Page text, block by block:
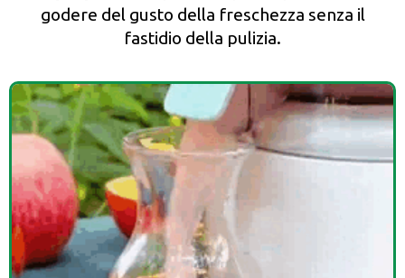
godere del gusto della freschezza senza il
fastidio della pulizia.